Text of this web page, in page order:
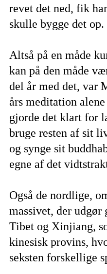
revet det ned, fik
skulle bygge det op.
Altså på en måde
kan på den måde
del år med det, var
års meditation
gjorde det klart for
bruge resten af sit
og synge sit
egne af det
Også de nordlige,
massivet, der udgør
Tibet og Xinjiang,
kinesisk provins,
seksten forskellige